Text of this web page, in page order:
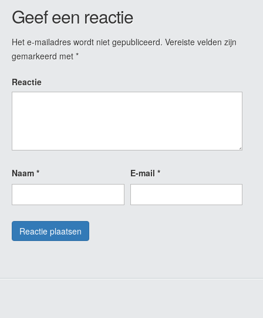
Geef een reactie
Het e-mailadres wordt niet gepubliceerd. Vereiste velden zijn
gemarkeerd met *
Reactie
Naam * E-mail *